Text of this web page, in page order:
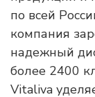
по всей
компания
надежный
более 2400
Vitaliva